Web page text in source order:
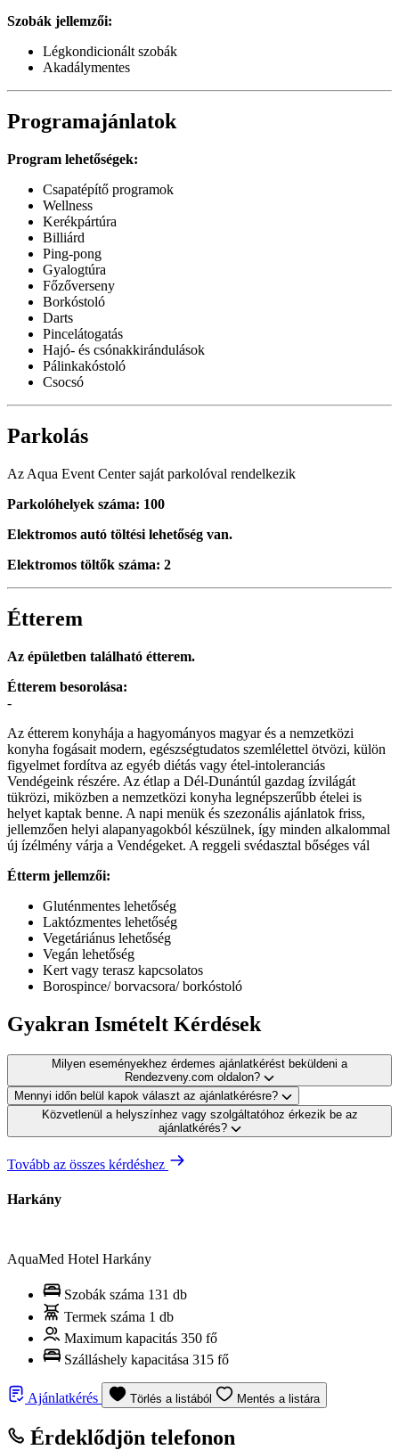
Szobák jellemzői:
Légkondicionált szobák
Akadálymentes
Programajánlatok
Program lehetőségek:
Csapatépítő programok
Wellness
Kerékpártúra
Billiárd
Ping-pong
Gyalogtúra
Főzőverseny
Borkóstoló
Darts
Pincelátogatás
Hajó- és csónakkirándulások
Pálinkakóstoló
Csocsó
Parkolás
Az Aqua Event Center saját parkolóval rendelkezik
Parkolóhelyek száma: 100
Elektromos autó töltési lehetőség van.
Elektromos töltők száma: 2
Étterem
Az épületben található étterem.
Étterem besorolása:
-
Az étterem konyhája a hagyományos magyar és a nemzetközi
konyha fogásait modern, egészségtudatos szemlélettel ötvözi, külön
figyelmet fordítva az egyéb diétás vagy étel-intoleranciás
Vendégeink részére. Az étlap a Dél-Dunántúl gazdag ízvilágát
tükrözi, miközben a nemzetközi konyha legnépszerűbb ételei is
helyet kaptak benne. A napi menük és szezonális ajánlatok friss,
jellemzően helyi alapanyagokból készülnek, így minden alkalommal
új ízélmény várja a Vendégeket. A reggeli svédasztal bőséges vál
Étterm jellemzői:
Gluténmentes lehetőség
Laktózmentes lehetőség
Vegetáriánus lehetőség
Vegán lehetőség
Kert vagy terasz kapcsolatos
Borospince/ borvacsora/ borkóstoló
Gyakran Ismételt Kérdések
Milyen eseményekhez érdemes ajánlatkérést beküldeni a
Rendezveny.com oldalon?
Mennyi időn belül kapok választ az ajánlatkérésre?
Közvetlenül a helyszínhez vagy szolgáltatóhoz érkezik be az
ajánlatkérés?
Tovább az összes kérdéshez
Harkány
AquaMed Hotel Harkány
Szobák száma 131 db
Termek száma 1 db
Maximum kapacitás 350 fő
Szálláshely kapacitása 315 fő
Ajánlatkérés Törlés a listából Mentés a listára
Érdeklődjön telefonon